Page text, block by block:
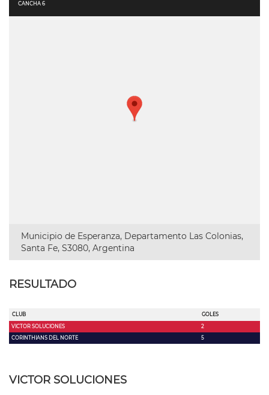
CANCHA 6
Municipio de Esperanza, Departamento Las Colonias,
Santa Fe, S3080, Argentina
RESULTADO
CLUB
GOLES
VICTOR SOLUCIONES
2
CORINTHIANS DEL NORTE
5
VICTOR SOLUCIONES